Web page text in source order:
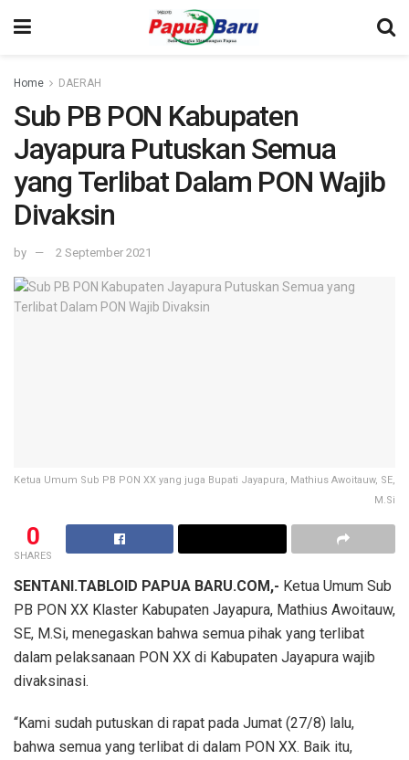
Home DAERAH
Sub PB PON Kabupaten
Jayapura Putuskan Semua
yang Terlibat Dalam PON Wajib
Divaksin
by 2 September 2021
Ketua Umum Sub PB PON XX yang juga Bupati Jayapura, Mathius Awoitauw, SE,
M.Si
0
SHARES
SENTANI.TABLOID PAPUA BARU.COM,- Ketua Umum Sub
PB PON XX Klaster Kabupaten Jayapura, Mathius Awoitauw,
SE, M.Si, menegaskan bahwa semua pihak yang terlibat
dalam pelaksanaan PON XX di Kabupaten Jayapura wajib
divaksinasi.
“Kami sudah putuskan di rapat pada Jumat (27/8) lalu,
bahwa semua yang terlibat di dalam PON XX. Baik itu,